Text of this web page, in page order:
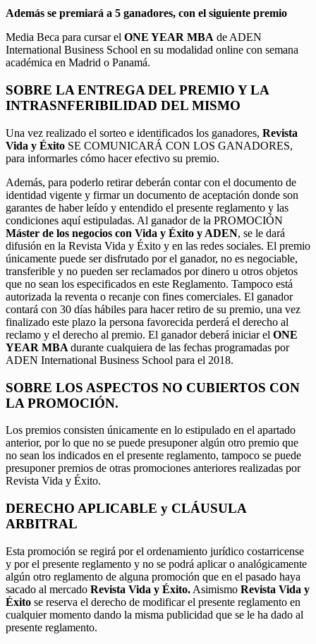
Además se premiará a 5 ganadores, con el siguiente premio
Media Beca para cursar el ONE YEAR MBA de ADEN
International Business School en su modalidad online con semana
académica en Madrid o Panamá.
SOBRE LA ENTREGA DEL PREMIO Y LA
INTRASNFERIBILIDAD DEL MISMO
Una vez realizado el sorteo e identificados los ganadores, Revista
Vida y Éxito SE COMUNICARÁ CON LOS GANADORES,
para informarles cómo hacer efectivo su premio.
Además, para poderlo retirar deberán contar con el documento de
identidad vigente y firmar un documento de aceptación donde son
garantes de haber leído y entendido el presente reglamento y las
condiciones aquí estipuladas. Al ganador de la PROMOCIÓN
Máster de los negocios con Vida y Éxito y ADEN, se le dará
difusión en la Revista Vida y Éxito y en las redes sociales. El premio
únicamente puede ser disfrutado por el ganador, no es negociable,
transferible y no pueden ser reclamados por dinero u otros objetos
que no sean los especificados en este Reglamento. Tampoco está
autorizada la reventa o recanje con fines comerciales. El ganador
contará con 30 días hábiles para hacer retiro de su premio, una vez
finalizado este plazo la persona favorecida perderá el derecho al
reclamo y el derecho al premio. El ganador deberá iniciar el ONE
YEAR MBA durante cualquiera de las fechas programadas por
ADEN International Business School para el 2018.
SOBRE LOS ASPECTOS NO CUBIERTOS CON
LA PROMOCIÓN.
Los premios consisten únicamente en lo estipulado en el apartado
anterior, por lo que no se puede presuponer algún otro premio que
no sean los indicados en el presente reglamento, tampoco se puede
presuponer premios de otras promociones anteriores realizadas por
Revista Vida y Éxito.
DERECHO APLICABLE y CLÁUSULA
ARBITRAL
Esta promoción se regirá por el ordenamiento jurídico costarricense
y por el presente reglamento y no se podrá aplicar o analógicamente
algún otro reglamento de alguna promoción que en el pasado haya
sacado al mercado Revista Vida y Éxito. Asimismo Revista Vida y
Éxito se reserva el derecho de modificar el presente reglamento en
cualquier momento dando la misma publicidad que se le ha dado al
presente reglamento.